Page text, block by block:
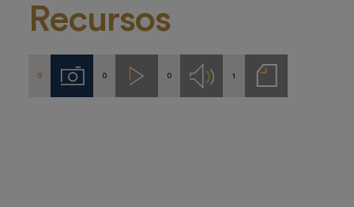
Recursos
0 Imágenes
0 Videos
0 Audios1
Notas
de